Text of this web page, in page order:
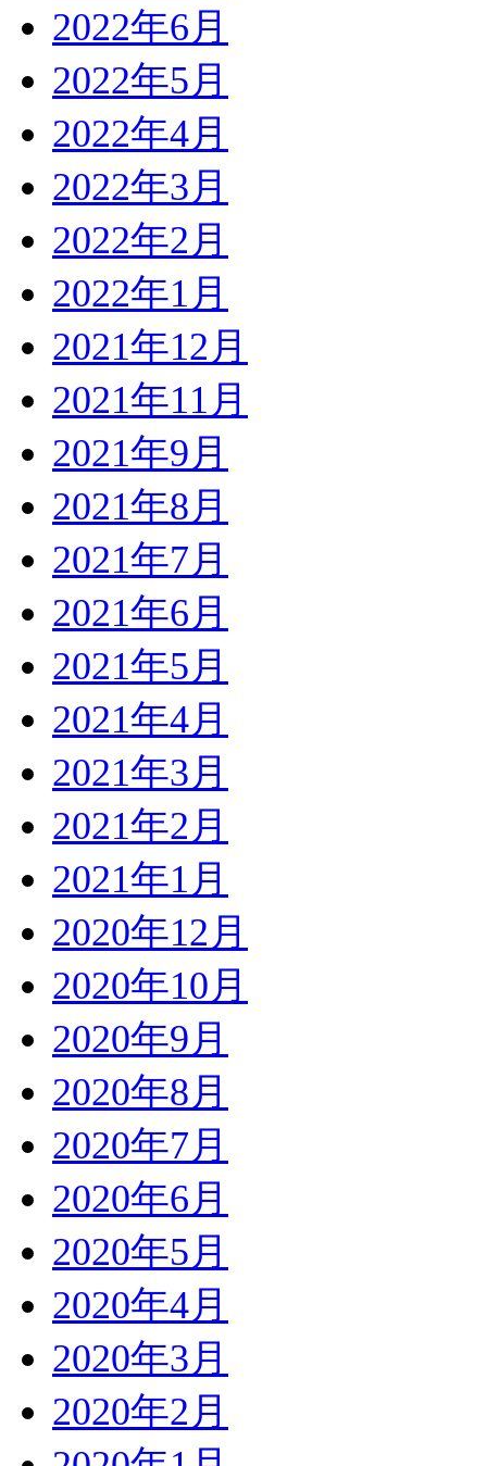
2022年6月
2022年5月
2022年4月
2022年3月
2022年2月
2022年1月
2021年12月
2021年11月
2021年9月
2021年8月
2021年7月
2021年6月
2021年5月
2021年4月
2021年3月
2021年2月
2021年1月
2020年12月
2020年10月
2020年9月
2020年8月
2020年7月
2020年6月
2020年5月
2020年4月
2020年3月
2020年2月